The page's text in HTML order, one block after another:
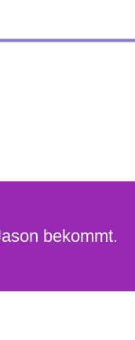
bekommt.